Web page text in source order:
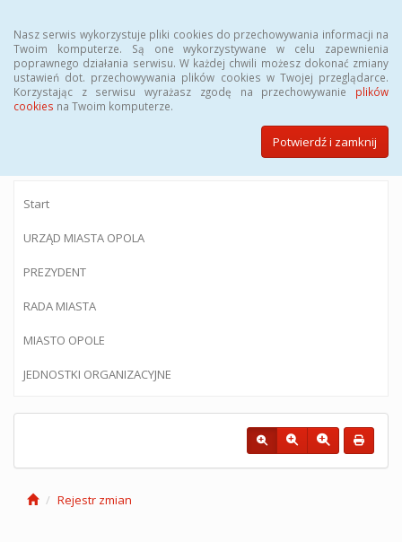
Nasz serwis wykorzystuje pliki cookies do przechowywania informacji na
Twoim komputerze. Są one wykorzystywane w celu zapewnienia
poprawnego działania serwisu. W każdej chwili możesz dokonać zmiany
ustawień dot. przechowywania plików cookies w Twojej przeglądarce.
Korzystając z serwisu wyrażasz zgodę na przechowywanie plików
cookies na Twoim komputerze.
Potwierdź i zamknij
BIULETYN INFORMACJI PUBLICZNEJ
Urzędu Miasta Opola
Start
URZĄD MIASTA OPOLA
PREZYDENT
RADA MIASTA
MIASTO OPOLE
JEDNOSTKI ORGANIZACYJNE
Rejestr zmian